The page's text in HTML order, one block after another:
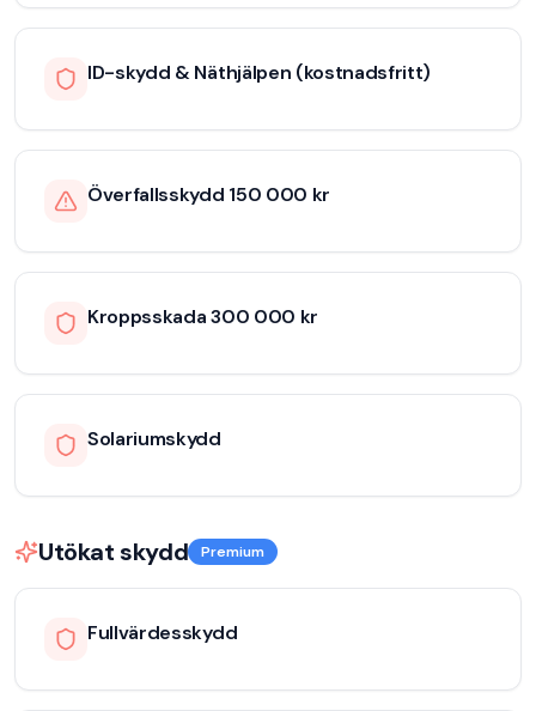
ID-skydd & Näthjälpen (kostnadsfritt)
Överfallsskydd 150 000 kr
Kroppsskada 300 000 kr
Solariumskydd
Utökat skydd Premium
Fullvärdesskydd